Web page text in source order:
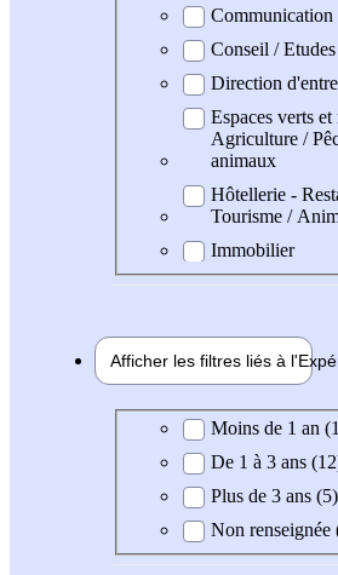
Conseil / Etudes
Direction
Espaces verts et
Agriculture /
animaux
Hôtellerie -
Tourisme /
Immobilier
Afficher les filtres liés à l'
Expérience demandée
Moins de 1 an
De 1 à 3 ans
Plus de 3 ans (5)
Non renseignée